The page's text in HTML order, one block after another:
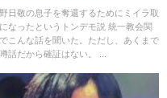
日敬の息子を奪還するためにミイラ取
なったというトンデモ説 統一教会関
こんな話を聞いた。ただし、あくまで
話だから確証はない。 ...